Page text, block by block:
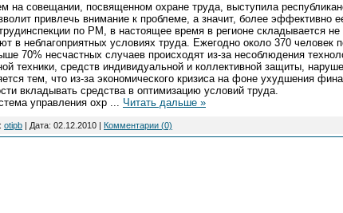
на совещании, посвященном охране труда, выступила
привлечь внимание к проблеме, а значит, более эффективно
по РМ, в настоящее время в регионе складывается
в неблагоприятных условиях труда. Ежегодно около 370
70% несчастных случаев происходят из-за несоблюдения
техники, средств индивидуальной и коллективной защиты,
тем, что из-за экономического кризиса на фоне ухудшения
вкладывать средства в оптимизацию условий труда.
управления охр ... Читать дальше »
otipb | Дата: 02.12.2010 | Комментарии (0)